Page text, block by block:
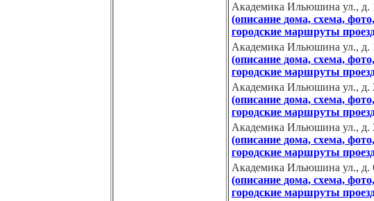
Академика Ильюшина ул., д.
(описание дома, схема, фото,
городские маршруты
Академика Ильюшина ул., д.
(описание дома, схема, фото,
городские маршруты
Академика Ильюшина ул., д.
(описание дома, схема, фото,
городские маршруты
Академика Ильюшина ул., д.
(описание дома, схема, фото,
городские маршруты
Академика Ильюшина ул., д.
(описание дома, схема, фото,
городские маршруты